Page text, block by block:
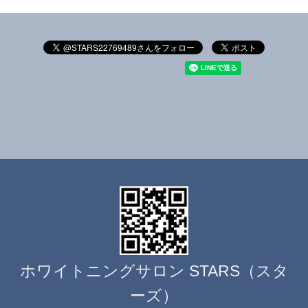
ホワイトニングサロン STARS（スタ
ーズ）